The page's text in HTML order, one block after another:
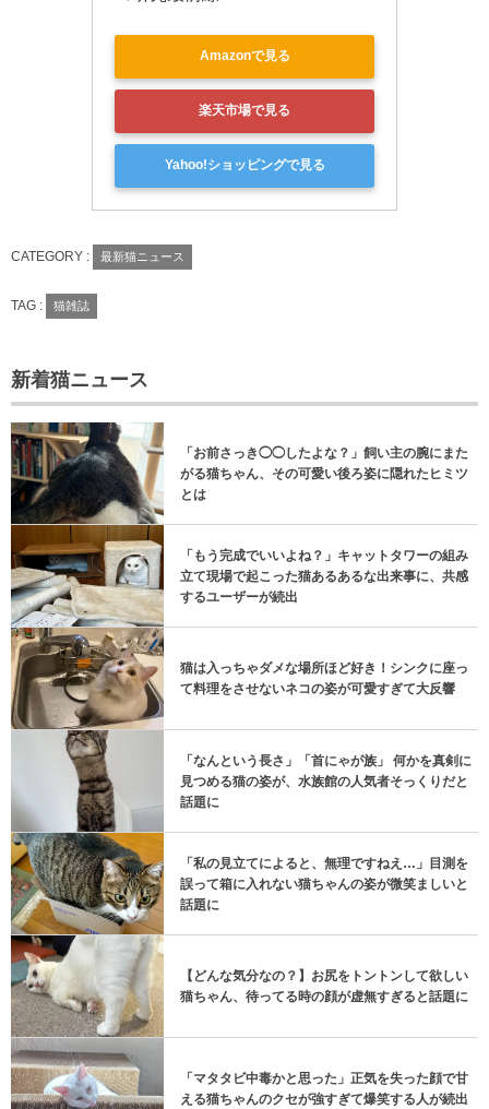
Amazonで見る
楽天市場で見る
Yahoo!ショッピングで見る
CATEGORY : 最新猫ニュース
TAG : 猫雑誌
新着猫ニュース
「お前さっき◯◯したよな？」飼い主の腕にまた
がる猫ちゃん、その可愛い後ろ姿に隠れたヒミツ
とは
「もう完成でいいよね？」キャットタワーの組み
立て現場で起こった猫あるあるな出来事に、共感
するユーザーが続出
猫は入っちゃダメな場所ほど好き！シンクに座っ
て料理をさせないネコの姿が可愛すぎて大反響
「なんという長さ」「首にゃが族」 何かを真剣に
見つめる猫の姿が、水族館の人気者そっくりだと
話題に
「私の見立てによると、無理ですねえ…」目測を
誤って箱に入れない猫ちゃんの姿が微笑ましいと
話題に
【どんな気分なの？】お尻をトントンして欲しい
猫ちゃん、待ってる時の顔が虚無すぎると話題に
「マタタビ中毒かと思った」正気を失った顔で甘
える猫ちゃんのクセが強すぎて爆笑する人が続出